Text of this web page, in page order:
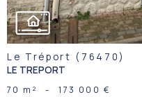
Le Tréport (76470)
LE TREPORT
70 m² - 173 000 €